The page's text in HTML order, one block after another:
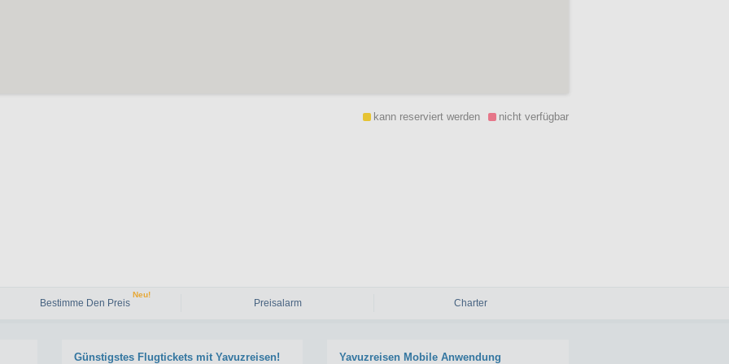
kann reserviert werden nicht verfügbar
Bestimme Den Preis
Neu!
Preisalarm Charter
Günstigstes Flugtickets mit Yavuzreisen! Yavuzreisen Mobile Anwendung